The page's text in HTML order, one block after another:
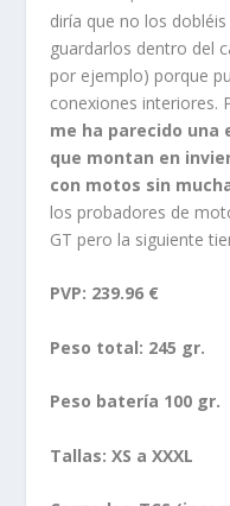
PVP:239.96 €
Peso total: 245 gr.
Peso batería 100 gr.
Tallas: XS a XXXL